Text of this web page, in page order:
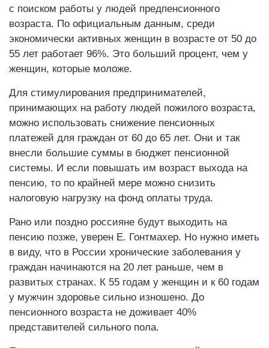
с поиском работы у людей предпенсионного
возраста. По официальным данным, среди
экономически активных женщин в возрасте от 50 до
55 лет работает 96%. Это больший процент, чем у
женщин, которые моложе.
Для стимулирования предпринимателей,
принимающих на работу людей пожилого возраста,
можно использовать снижение пенсионных
платежей для граждан от 60 до 65 лет. Они и так
внесли большие суммы в бюджет пенсионной
системы. И если повышать им возраст выхода на
пенсию, то по крайней мере можно снизить
налоговую нагрузку на фонд оплаты труда.
Рано или поздно россияне будут выходить на
пенсию позже, уверен Е. Гонтмахер. Но нужно иметь
в виду, что в России хронические заболевания у
граждан начинаются на 20 лет раньше, чем в
развитых странах. К 55 годам у женщин и к 60 годам
у мужчин здоровье сильно изношено. До
пенсионного возраста не доживает 40%
представителей сильного пола.